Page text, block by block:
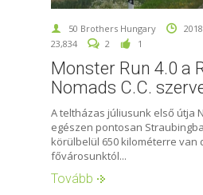
50 Brothers Hungary
23,834
2 1
Monster Run 4.0 a
Nomads C.C.
A teltházas júliusunk első útja
egészen pontosan
körülbelül 650 kilométerre van
fővárosunktól...
Tovább